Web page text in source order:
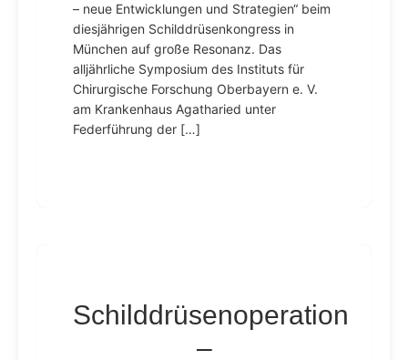
– neue Entwicklungen und Strategien“ beim
diesjährigen Schilddrüsenkongress in
München auf große Resonanz. Das
alljährliche Symposium des Instituts für
Chirurgische Forschung Oberbayern e. V.
am Krankenhaus Agatharied unter
Federführung der […]
Schilddrüsenoperation
–